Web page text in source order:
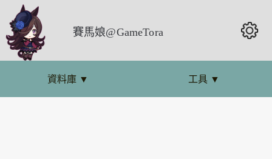
賽馬娘@GameTora
資料庫 ▼ 工具 ▼